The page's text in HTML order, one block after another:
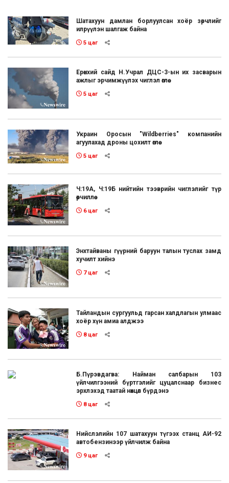
Шатахуун дамлан борлуулсан хоёр зөрчлийг
илрүүлэн шалгаж байна
5 цаг
Ерөнхий сайд Н.Учрал ДЦС-3-ын их засварын
ажлыг эрчимжүүлэх чиглэл өглөө
5 цаг
Украин Оросын "Wildberries" компанийн
агуулахад дроны цохилт өглөө
5 цаг
Ч:19А, Ч:19Б нийтийн тээврийн чиглэлийг түр
өөрчиллөө
6 цаг
Энхтайваны гүүрний баруун талын туслах замд
хучилт хийнэ
7 цаг
Тайландын сургуульд гарсан халдлагын улмаас
хоёр хүн амиа алджээ
8 цаг
Б.Пүрэвдагва: Найман салбарын 103
үйлчилгээний бүртгэлийг цуцалснаар бизнес
эрхлэхэд таатай нөхцөл бүрдэнэ
8 цаг
Нийслэлийн 107 шатахуун түгээх станц АИ-92
автобензинээр үйлчилж байна
9 цаг